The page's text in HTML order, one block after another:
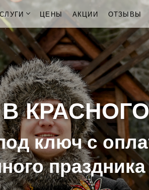
ЦЕНЫ АКЦИИ ОТЗЫВЫ
ключ с
праздника